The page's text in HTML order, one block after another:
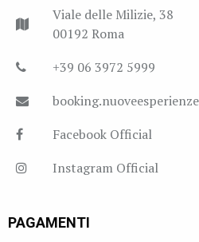
Viale delle Milizie, 38
00192 Roma
+39 06 3972 5999
Facebook Official
Instagram Official
PAGAMENTI